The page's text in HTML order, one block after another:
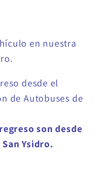
en nuestra
desde el
de Autobuses de
son desde
Ysidro.